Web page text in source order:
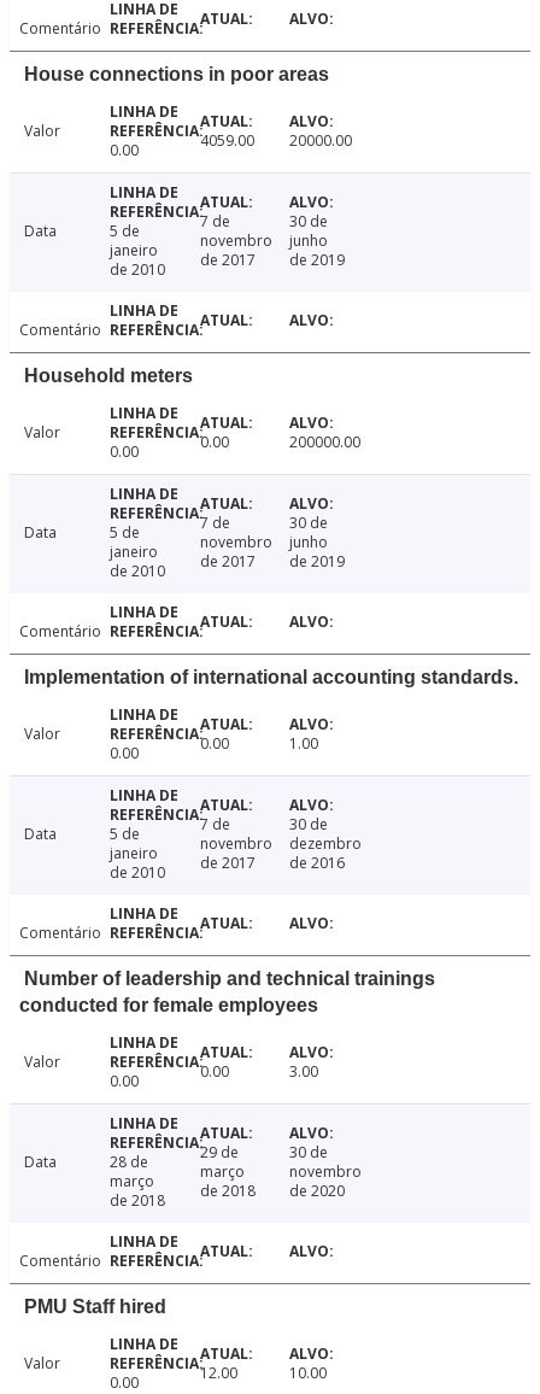
Comentário
House connections in poor areas
Valor
0.00
4059.00 20000.00
Data
5 de
janeiro
de 2010
7 de
novembro
de 2017
30 de
junho
de 2019
Comentário
Household meters
Valor
0.00
0.00 200000.00
Data
5 de
janeiro
de 2010
7 de
novembro
de 2017
30 de
junho
de 2019
Comentário
Implementation of international accounting standards.
Valor
0.00
0.00 1.00
Data
5 de
janeiro
de 2010
7 de
novembro
de 2017
30 de
dezembro
de 2016
Comentário
Number of leadership and technical trainings
conducted for female employees
Valor
0.00
0.00 3.00
Data
28 de
março
de 2018
29 de
março
de 2018
30 de
novembro
de 2020
Comentário
PMU Staff hired
Valor
0.00
12.00 10.00